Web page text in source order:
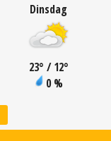
Dinsdag
23° / 12°
0 %